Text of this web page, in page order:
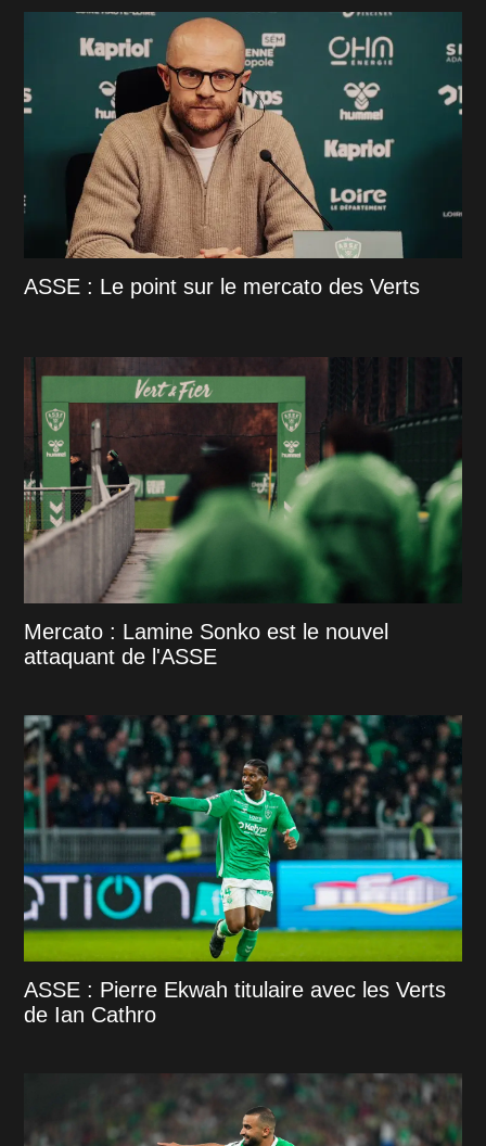
ASSE : Le point sur le mercato des Verts
Mercato : Lamine Sonko est le nouvel
attaquant de l'ASSE
ASSE : Pierre Ekwah titulaire avec les Verts
de Ian Cathro